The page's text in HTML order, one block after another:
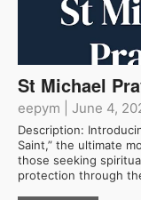
St Michael
eepym June 4,
Description:
Saint,” the ultimate
those seeking
protection through